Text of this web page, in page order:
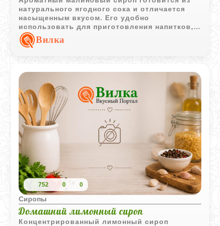
натурального ягодного сока и отличается
насыщенным вкусом. Его удобно
использовать для приготовления напитков,
десертов и сладкой выпечки.
Вилка
752 0 0
Сиропы
Домашний лимонный сироп
Концентрированный лимонный сироп